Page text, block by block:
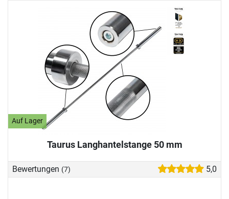
Auf Lager
Taurus Langhantelstange 50 mm
Bewertungen (7) 5,0